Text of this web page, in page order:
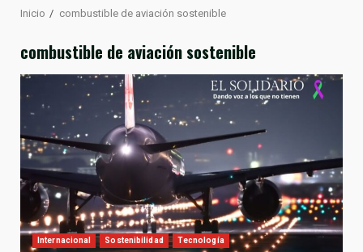
Inicio combustible de aviación sostenible
combustible de aviación sostenible
Internacional Sostenibilidad Tecnología